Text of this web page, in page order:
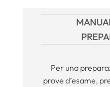
Per una
prove d’esame,